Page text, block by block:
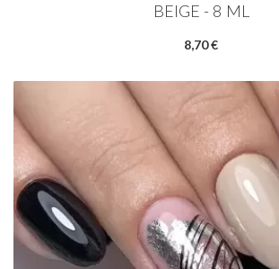
BEIGE - 8 ML
8,70 €